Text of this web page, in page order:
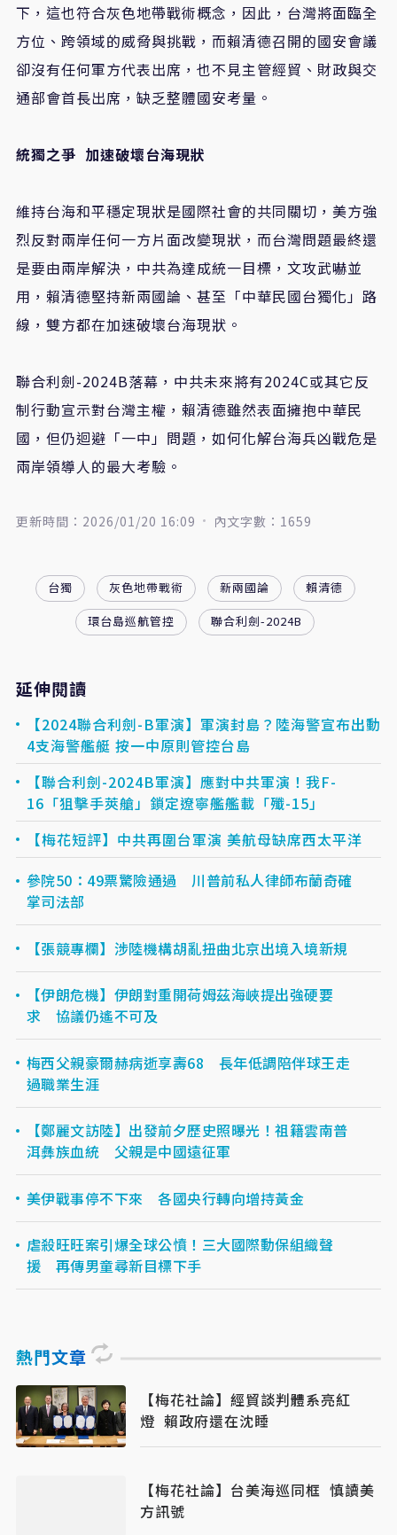
下，這也符合灰色地帶戰術概念，因此，台灣將面臨全
方位、跨領域的威脅與挑戰，而賴清德召開的國安會議
卻沒有任何軍方代表出席，也不見主管經貿、財政與交
通部會首長出席，缺乏整體國安考量。
統獨之爭 加速破壞台海現狀
維持台海和平穩定現狀是國際社會的共同關切，美方強
烈反對兩岸任何一方片面改變現狀，而台灣問題最終還
是要由兩岸解決，中共為達成統一目標，文攻武嚇並
用，賴清德堅持新兩國論、甚至「中華民國台獨化」路
線，雙方都在加速破壞台海現狀。
聯合利劍-2024B落幕，中共未來將有2024C或其它反
制行動宣示對台灣主權，賴清德雖然表面擁抱中華民
國，但仍迴避「一中」問題，如何化解台海兵凶戰危是
兩岸領導人的最大考驗。
更新時間：2026/01/20 16:09 內文字數：1659
台獨 灰色地帶戰術 新兩國論
賴清德
環台島巡航管控
聯合利劍-2024B
延伸閱讀
【2024聯合利劍-B軍演】軍演封島？陸海警宣布出動
4支海警艦艇 按一中原則管控台島
【聯合利劍-2024B軍演】應對中共軍演！我F-
16「狙擊手莢艙」鎖定遼寧艦艦載「殲-15」
【梅花短評】中共再圍台軍演 美航母缺席西太平洋
參院50：49票驚險通過 川普前私人律師布蘭奇確
掌司法部
【張競專欄】涉陸機構胡亂扭曲北京出境入境新規
【伊朗危機】伊朗對重開荷姆茲海峽提出強硬要
求 協議仍遙不可及
梅西父親豪爾赫病逝享壽68 長年低調陪伴球王走
過職業生涯
【鄭麗文訪陸】出發前夕歷史照曝光！祖籍雲南普
洱彝族血統 父親是中國遠征軍
美伊戰事停不下來 各國央行轉向增持黃金
虐殺旺旺案引爆全球公憤！三大國際動保組織聲
援 再傳男童尋新目標下手
熱門文章
【梅花社論】經貿談判體系亮紅
燈 賴政府還在沈睡
【梅花社論】台美海巡同框 慎讀美
方訊號